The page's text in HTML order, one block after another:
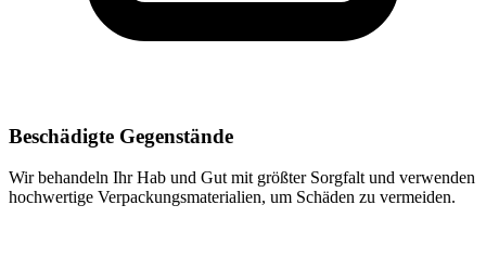
Beschädigte Gegenstände
Wir behandeln Ihr Hab und Gut mit größter Sorgfalt und verwenden
hochwertige Verpackungsmaterialien, um Schäden zu vermeiden.